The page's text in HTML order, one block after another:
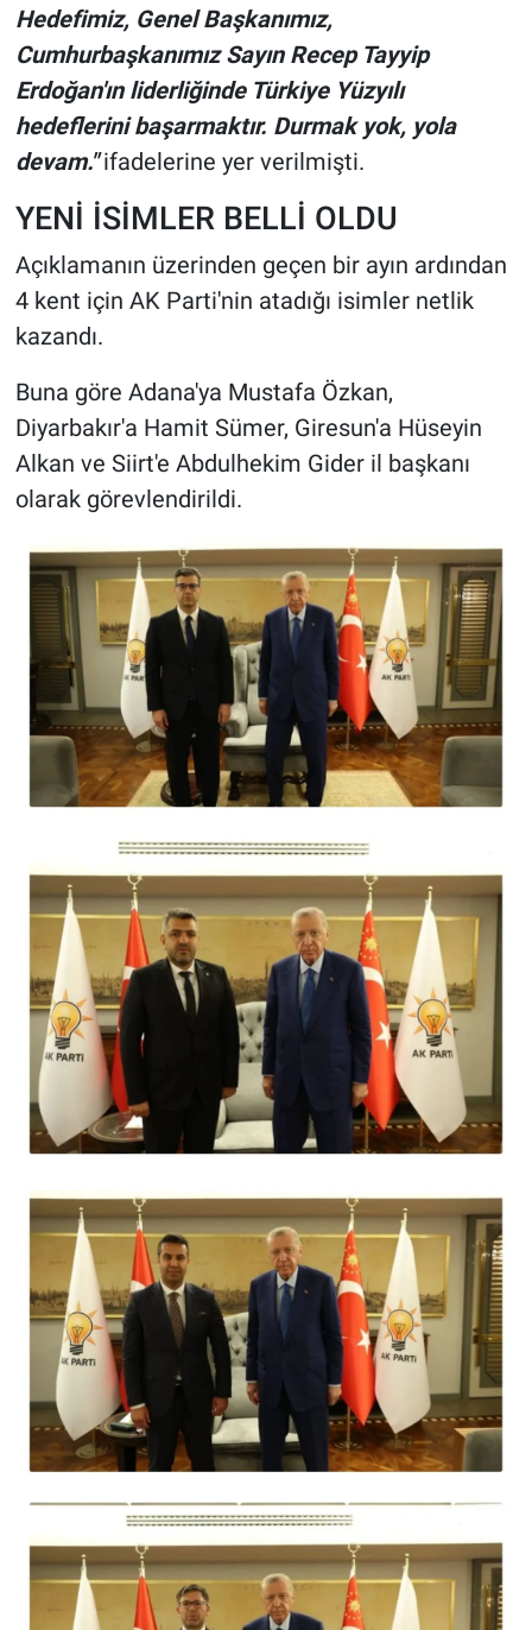
Hedefimiz, Genel Başkanımız,
Cumhurbaşkanımız Sayın Recep Tayyip
Erdoğan'ın liderliğinde Türkiye Yüzyılı
hedeflerini başarmaktır. Durmak yok, yola
devam."ifadelerine yer verilmişti.
YENİ İSİMLER BELLİ OLDU
Açıklamanın üzerinden geçen bir ayın ardından
4 kent için AK Parti'nin atadığı isimler netlik
kazandı.
Buna göre Adana'ya Mustafa Özkan,
Diyarbakır'a Hamit Sümer, Giresun'a Hüseyin
Alkan ve Siirt'e Abdulhekim Gider il başkanı
olarak görevlendirildi.